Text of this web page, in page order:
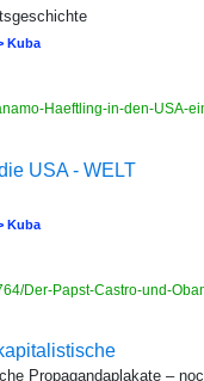
Kuba
Haeftling-in-den-USA-
USA - WELT
Kuba
Der-Papst-Castro-und-
Propagandaplakate –